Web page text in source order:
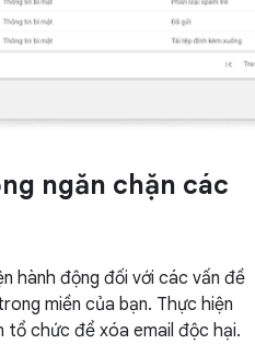
ngăn chặn các
hành động đối với các vấn đề
miền của bạn. Thực hiện
chức để xóa email độc hại.